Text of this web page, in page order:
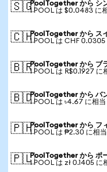
🇸🇬PoolTogether から シ
1 POOL は $0.0483 に
🇨🇭PoolTogether から ス
1 POOL は CHF 0.0305
🇧🇷PoolTogether から ブ
1 POOL は R$0.1927 に
🇧🇩PoolTogether から バ
1 POOL は ৳4.67 に相当
🇵🇭PoolTogether から フ
1 POOL は ₱2.30 に相当
🇵🇱PoolTogether から ポ
1 POOL は zł 0.1405 に